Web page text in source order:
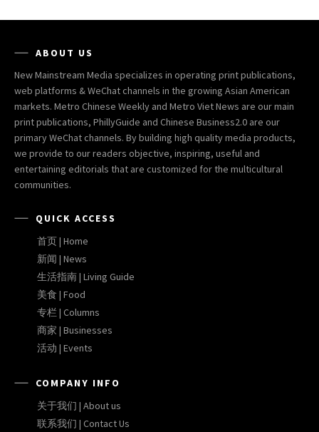
ABOUT US
New Mainstream Media specializes in operating print publications,
web platforms & WeChat channels in the growing Asian American
markets. Metro Chinese Weekly and Metro Viet News are our main
print publications, PhillyGuide and Chinese Business2.0 are our
primary WeChat channels. By building high quality media products,
we provide to our readers objective, inspiring, useful and
entertaining editorials that are customized for the multicultural
communities.
QUICK ACCESS
首页 | Home
新闻 | News
生活指南 | Living Guide
美食 | Food
专栏 | Columns
商家 | Businesses
活动 | Events
COMPANY INFO
关于我们 | About us
联系我们 | Contact Us